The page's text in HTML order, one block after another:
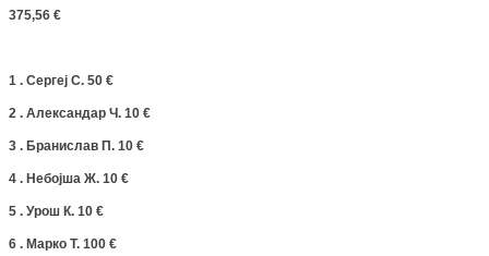
375,56 €
1 . Сергеј С. 50 €
2 . Александар Ч. 10 €
3 . Бранислав П. 10 €
4 . Небојша Ж. 10 €
5 . Урош К. 10 €
6 . Марко Т. 100 €